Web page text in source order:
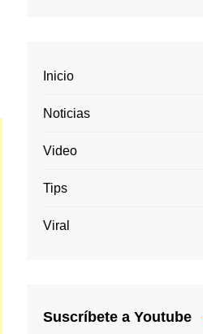
Inicio
Noticias
Video
Tips
Viral
Suscríbete a Youtube